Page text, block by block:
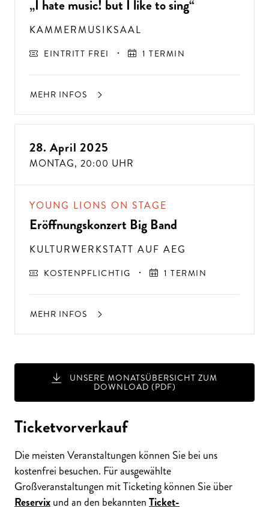
A
USSER
G
EW
Ö
H
N
LIC
H
E K
O
N
ZER
TER
LEBN
ISSE
S
T
E
H
E
N
SI
E
A
U
F
P
E
R
F
O
R
M
A
N
C
E
S
?
„I hate music! but I like to sing“
KAMMERMUSIKSAAL
EINTRITT FREI 1 TERMIN
MEHR INFOS
28. April 2025
MONTAG, 20:00 UHR
YOUNG LIONS ON STAGE
Eröffnungskonzert Big Band
KULTURWERKSTATT AUF AEG
KOSTENPFLICHTIG 1 TERMIN
MEHR INFOS
UNSERE MONATSÜBERSICHT ZUM
DOWNLOAD (PDF)
Ticketvorverkauf
Die meisten Veranstaltungen können Sie bei uns
kostenfrei besuchen. Für ausgewählte
Großveranstaltungen mit Ticketing können Sie über
Reservixund an den bekanntenTicket-